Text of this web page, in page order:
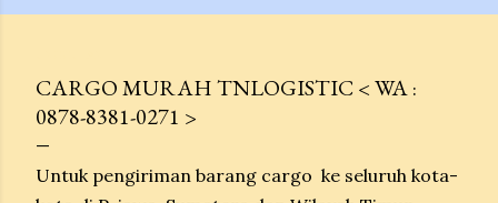
CARGO MURAH TNLOGISTIC < WA :
0878-8381-0271 >
Untuk pengiriman barang cargo ke seluruh kota-